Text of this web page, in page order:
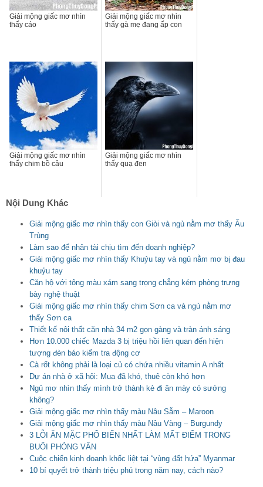
Giải mộng giấc mơ nhìn
thấy cáo
Giải mộng giấc mơ nhìn
thấy gà mẹ đang ấp con
Giải mộng giấc mơ nhìn
thấy chim bồ câu
Giải mộng giấc mơ nhìn
thấy quạ đen
Nội Dung Khác
Giải mộng giấc mơ nhìn thấy con Giòi và ngủ nằm mơ thấy Ấu
Trùng
Làm sao để nhân tài chịu tìm đến doanh nghiệp?
Giải mộng giấc mơ nhìn thấy Khuỷu tay và ngủ nằm mơ bị đau
khuỷu tay
Căn hộ với tông màu xám sang trọng chẳng kém phòng trưng
bày nghệ thuật
Giải mộng giấc mơ nhìn thấy chim Sơn ca và ngủ nằm mơ
thấy Sơn ca
Thiết kế nôi thất căn nhà 34 m2 gọn gàng và tràn ánh sáng
Hơn 10.000 chiếc Mazda 3 bị triệu hồi liên quan đến hiện
tượng đèn báo kiểm tra động cơ
Cà rốt không phải là loại củ có chứa nhiều vitamin A nhất
Dự án nhà ở xã hội: Mua đã khó, thuê còn khó hơn
Ngủ mơ nhìn thấy mình trở thành kẻ đi ăn mày có sướng
không?
Giải mộng giấc mơ nhìn thấy màu Nâu Sẫm – Maroon
Giải mộng giấc mơ nhìn thấy màu Nâu Vàng – Burgundy
3 LỖI ĂN MẶC PHỔ BIẾN NHẤT LÀM MẤT ĐIỂM TRONG
BUỔI PHỎNG VẤN
Cuộc chiến kinh doanh khốc liệt tại “vùng đất hứa” Myanmar
10 bí quyết trở thành triệu phú trong năm nay, cách nào?